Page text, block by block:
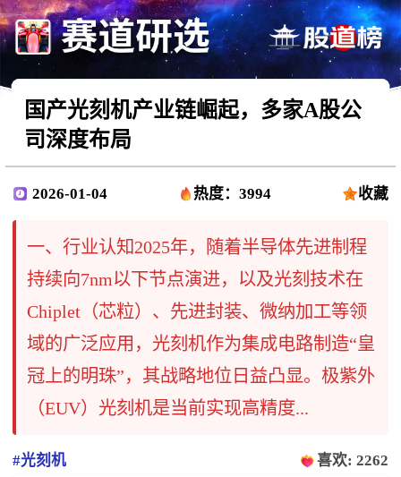
国产光刻机产业链崛起，多家A股公
司深度布局
2026-01-04 热度：3994 收藏
一、行业认知2025年，随着半导体先进制程
持续向7nm以下节点演进，以及光刻技术在
Chiplet（芯粒）、先进封装、微纳加工等领
域的广泛应用，光刻机作为集成电路制造“皇
冠上的明珠”，其战略地位日益凸显。极紫外
（EUV）光刻机是当前实现高精度...
#光刻机 喜欢: 2262